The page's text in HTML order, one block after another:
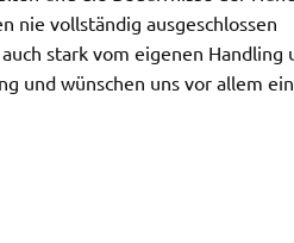
nie vollständig ausgeschlossen
stark vom eigenen Handling
und wünschen uns vor allem